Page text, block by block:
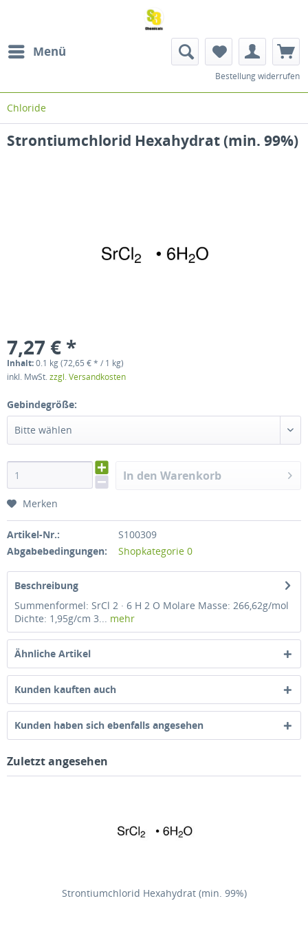
Menü
Bestellung widerrufen
Chloride
Strontiumchlorid Hexahydrat (min. 99%)
7,27 € *
Inhalt:0.1 kg (72,65 € * / 1 kg)
inkl. MwSt.zzgl. Versandkosten
Gebindegröße:
Bitte wählen
In den Warenkorb
Merken
Artikel-Nr.:
S100309
Abgabebedingungen:
Shopkategorie 0
Beschreibung
Summenformel: SrCl 2 · 6 H 2 O Molare Masse: 266,62g/mol
Dichte: 1,95g/cm 3... mehr
Ähnliche Artikel
Kunden kauften auch
Kunden haben sich ebenfalls angesehen
Zuletzt angesehen
Strontiumchlorid Hexahydrat (min. 99%)